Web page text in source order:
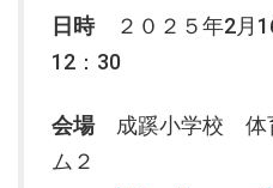
日時２０２５年2月
12：30
会場成蹊小学校 体
ム２